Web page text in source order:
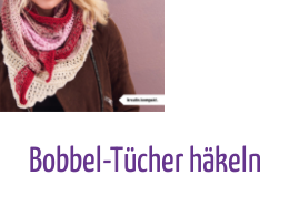
Bobbel-Tücher häkeln